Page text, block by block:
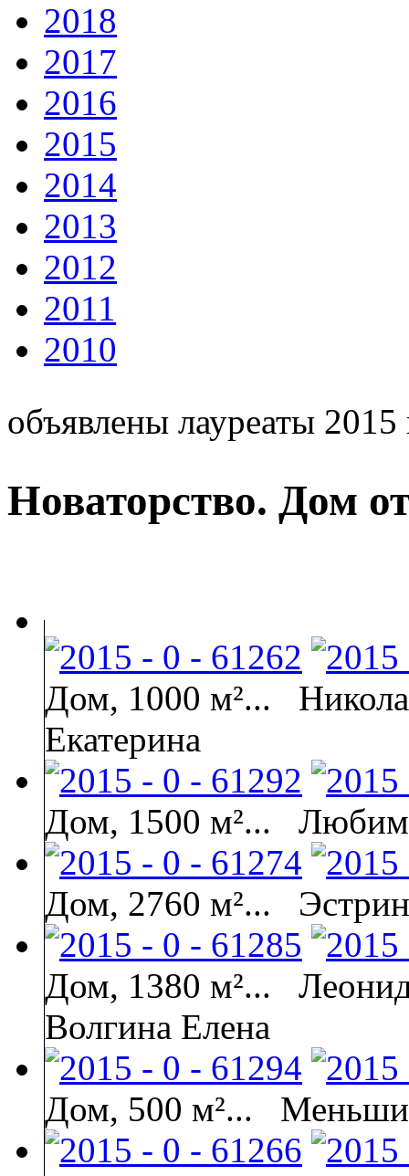
2018
2017
2016
2015
2014
2013
2012
2011
2010
объявлены лауреаты 2015
Новаторство. Дом
Дом, 1000 м²...
Екатерина
Дом, 1500 м²...
Дом, 2760 м²...
Дом, 1380 м²...
Волгина Елена
Дом, 500 м²...